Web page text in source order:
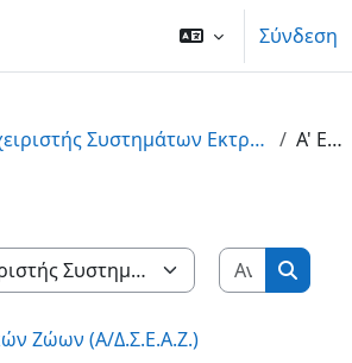
Σύνδεση
Διαχειριστής Συστημάτων Εκτροφής Αγροτικών Ζώων (Σ.Α.Ε.Κ.) Α' Εξάμηνο
Ζώων (Α/Δ.Σ.Ε.Α.Ζ.)